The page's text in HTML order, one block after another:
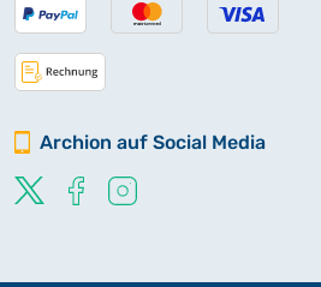
Archion auf Social Media